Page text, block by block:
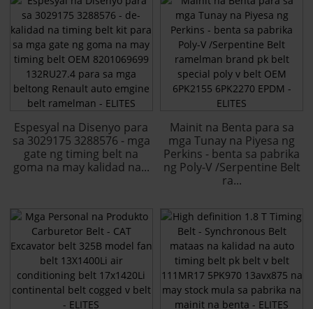
Espesyal na Disenyo para
sa 3029175 3288576 - mga
gate ng timing belt na
goma na may kalidad na...
Mainit na Benta para sa
mga Tunay na Piyesa ng
Perkins - benta sa pabrika
ng Poly-V /Serpentine Belt
ra...